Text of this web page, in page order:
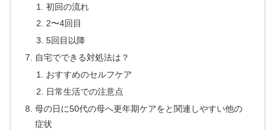
初回の流れ
2〜4回目
5回目以降
自宅でできる対処法は？
おすすめのセルフケア
日常生活での注意点
母の日に50代の母へ更年期ケアをと関連しやすい他の
症状